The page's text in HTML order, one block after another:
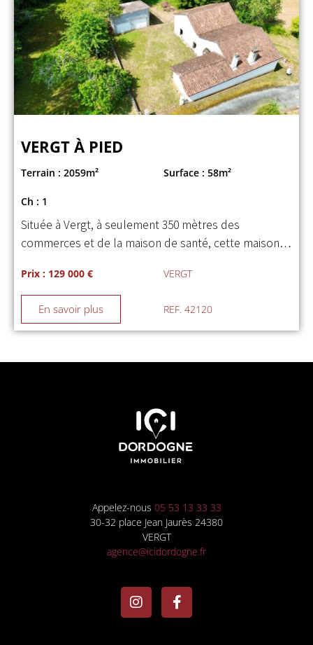
VERGT À PIED
Terrain : 2059m² Surface : 58m²
Ch : 1
Située à Vergt, à seulement 350 mètres des
commerces et de la maison de santé, cette maison…
Prix : 129 000 € VERGT
En savoir plus REF. 42120
Appelez-nous 05 53 13 33 33
30-32 place Jean Jaurès 24380
VERGT
agence@icidordogne.fr